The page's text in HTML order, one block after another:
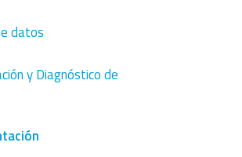
datos
y Diagnóstico de